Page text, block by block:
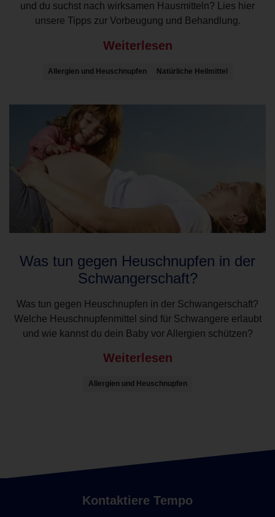
und du suchst nach wirksamen Hausmitteln? Lies hier
unsere Tipps zur Vorbeugung und Behandlung.
Weiterlesen
Allergien und Heuschnupfen Natürliche Heilmittel
Was tun gegen Heuschnupfen in der
Schwangerschaft?
Was tun gegen Heuschnupfen in der Schwangerschaft?
Welche Heuschnupfenmittel sind für Schwangere erlaubt
und wie kannst du dein Baby vor Allergien schützen?
Weiterlesen
Allergien und Heuschnupfen
Kontaktiere Tempo